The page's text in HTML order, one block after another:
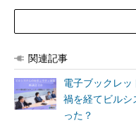
関連記事
電子ブックレッ
禍を経てビルシ
った？